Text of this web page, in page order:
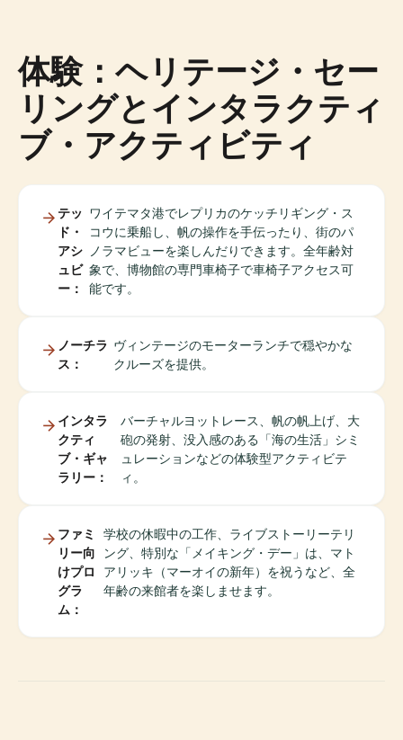
体験：ヘリテージ・セー
リングとインタラクティ
ブ・アクティビティ
テッ
ド・
アシ
ュビ
ー：
ワイテマタ港でレプリカのケッチリギング・ス
コウに乗船し、帆の操作を手伝ったり、街のパ
ノラマビューを楽しんだりできます。全年齢対
象で、博物館の専門車椅子で車椅子アクセス可
能です。
ノーチラ
ス：
ヴィンテージのモーターランチで穏やかな
クルーズを提供。
インタラ
クティ
ブ・ギャ
ラリー：
バーチャルヨットレース、帆の帆上げ、大
砲の発射、没入感のある「海の生活」シミ
ュレーションなどの体験型アクティビテ
ィ。
ファミ
リー向
けプロ
グラ
ム：
学校の休暇中の工作、ライブストーリーテリ
ング、特別な「メイキング・デー」は、マト
アリッキ（マーオイの新年）を祝うなど、全
年齢の来館者を楽しませます。